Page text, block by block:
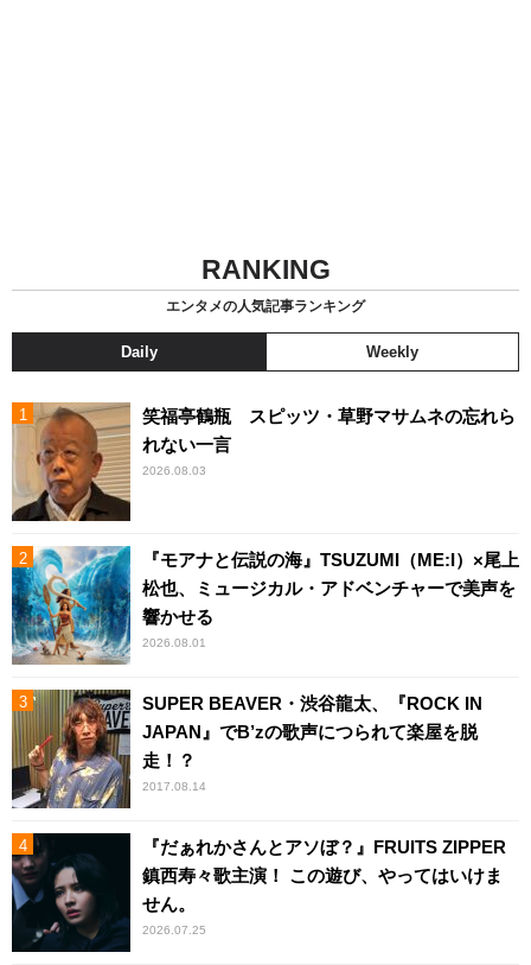
RANKING
エンタメの人気記事ランキング
Daily Weekly
笑福亭鶴瓶 スピッツ・草野マサムネの忘れら
れない一言
2026.08.03
『モアナと伝説の海』TSUZUMI（ME:I）×尾上
松也、ミュージカル・アドベンチャーで美声を
響かせる
2026.08.01
SUPER BEAVER・渋谷龍太、『ROCK IN
JAPAN』でB’zの歌声につられて楽屋を脱
走！？
2017.08.14
『だぁれかさんとアソぼ？』FRUITS ZIPPER
鎮西寿々歌主演！ この遊び、やってはいけま
せん。
2026.07.25